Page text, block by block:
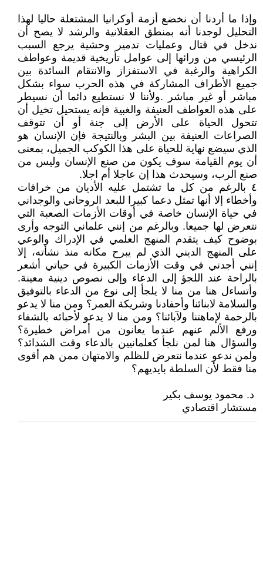
وإذا ‏ما أردنا أن نخضع أزمة أوكرانيا المشتعلة حاليا لهذا
التحليل لوجدنا أنه بمنطق العقلانية والرشد لا يصح أن
ندخل في قتال وعمليات تدمير وحشية يرجع السبب
الرئيسي من ورائها إلى عوامل تأريخية قديمة وعواطف
الكراهية والرغبة في الاستفزاز والانتقام السائدة بين
جميع الأطراف المشاركة في هذه الحرب سواء بشكل
مباشر أو غير مباشر .ولأننا لا نستطيع دائما أن نسيطر
على هذه العواطف العنيفة والغبية فإنه يستحيل تخيل أن
تتحول الحياة على الأرض إلى جنة أو أن تتوقف
الصراعات العنيفة بين البشر وبالنتيجة فإن الإنسان هو
الذي سيضع نهاية للحياة على هذا الكوكب الجميل، بمعنى
أن يوم القيامة سوف يكون من صنع الإنسان وليس من
صنع الرب، وسيحدث هذا إن عاجلا أم اجلا.
٤ ‏بالرغم من كل ما تشتمل عليه الأديان من خرافات
وأخطاء إلا أنها تمثل دعما كبيرا للبعد الروحاني والوجداني
في حياة الإنسان خاصة في أوقات الأزمات الصعبة التي
نتعرض لها جميعا. وبالرغم من إنني علماني التوجه وأرى
بوضوح كيف يتقدم المنهج العلمي في الإدراك والوعي
على المنهج الديني الذي لم يبرح مكانه منذ نشأته، إلا
إنني أجدني في وقت الأزمات الكبيرة في حياتي أشعر
بالراحة عند اللجؤ إلى الدعاء وإلى نصوص دينية معينة.
وأتساءل هنا من منا لا يلجأ إلى نوع من الدعاء بالتوفيق
والسلامة لابنائنا وأحفادنا وشريكة العمر؟ ومن منا لا يدعو
بالرحمة لإماهتنا ولآبائنا؟ ومن منا لا يدعو لأحبائه بالشفاء
ورفع الألم عنهم عندما يعانون من أمراض خطيرة؟
والسؤال هنا لمن نلجأ كعلمانيين بالدعاء وقت الشدائد؟
ولمن ندعو عندما نتعرض للظلم والامتهان ممن هم أقوى
منا فقط لأن السلطة بايديهم؟
‏‏‏ د. محمود يوسف بكير
مستشار اقتصادي